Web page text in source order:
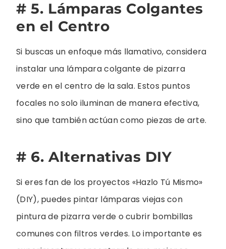
# 5. Lámparas Colgantes
en el Centro
Si buscas un enfoque más llamativo, considera
instalar una lámpara colgante de pizarra
verde en el centro de la sala. Estos puntos
focales no solo iluminan de manera efectiva,
sino que también actúan como piezas de arte.
# 6. Alternativas DIY
Si eres fan de los proyectos «Hazlo Tú Mismo»
(DIY), puedes pintar lámparas viejas con
pintura de pizarra verde o cubrir bombillas
comunes con filtros verdes. Lo importante es